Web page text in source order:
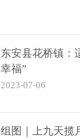
东安县花桥镇：
幸福”
2023-07-06
组图｜上九天揽